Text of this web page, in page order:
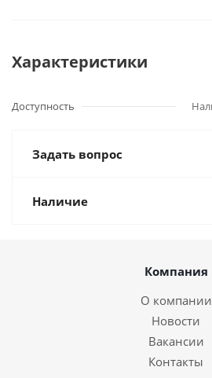
Характеристики
Доступность
Задать вопрос
Наличие
Компания
О компании
Новости
Вакансии
Контакты